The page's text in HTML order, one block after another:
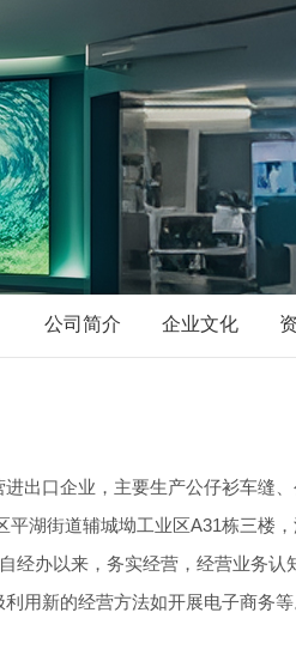
公司简介 企业文化
出口企业，主要生产公仔衫车缝、
湖街道辅城坳工业区A31栋三楼
经办以来，务实经营，经营业务认
用新的经营方法如开展电子商务等